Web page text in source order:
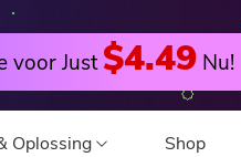
voor Just$4.49 Nu!
Oplossing Shop
Probeer het gratis